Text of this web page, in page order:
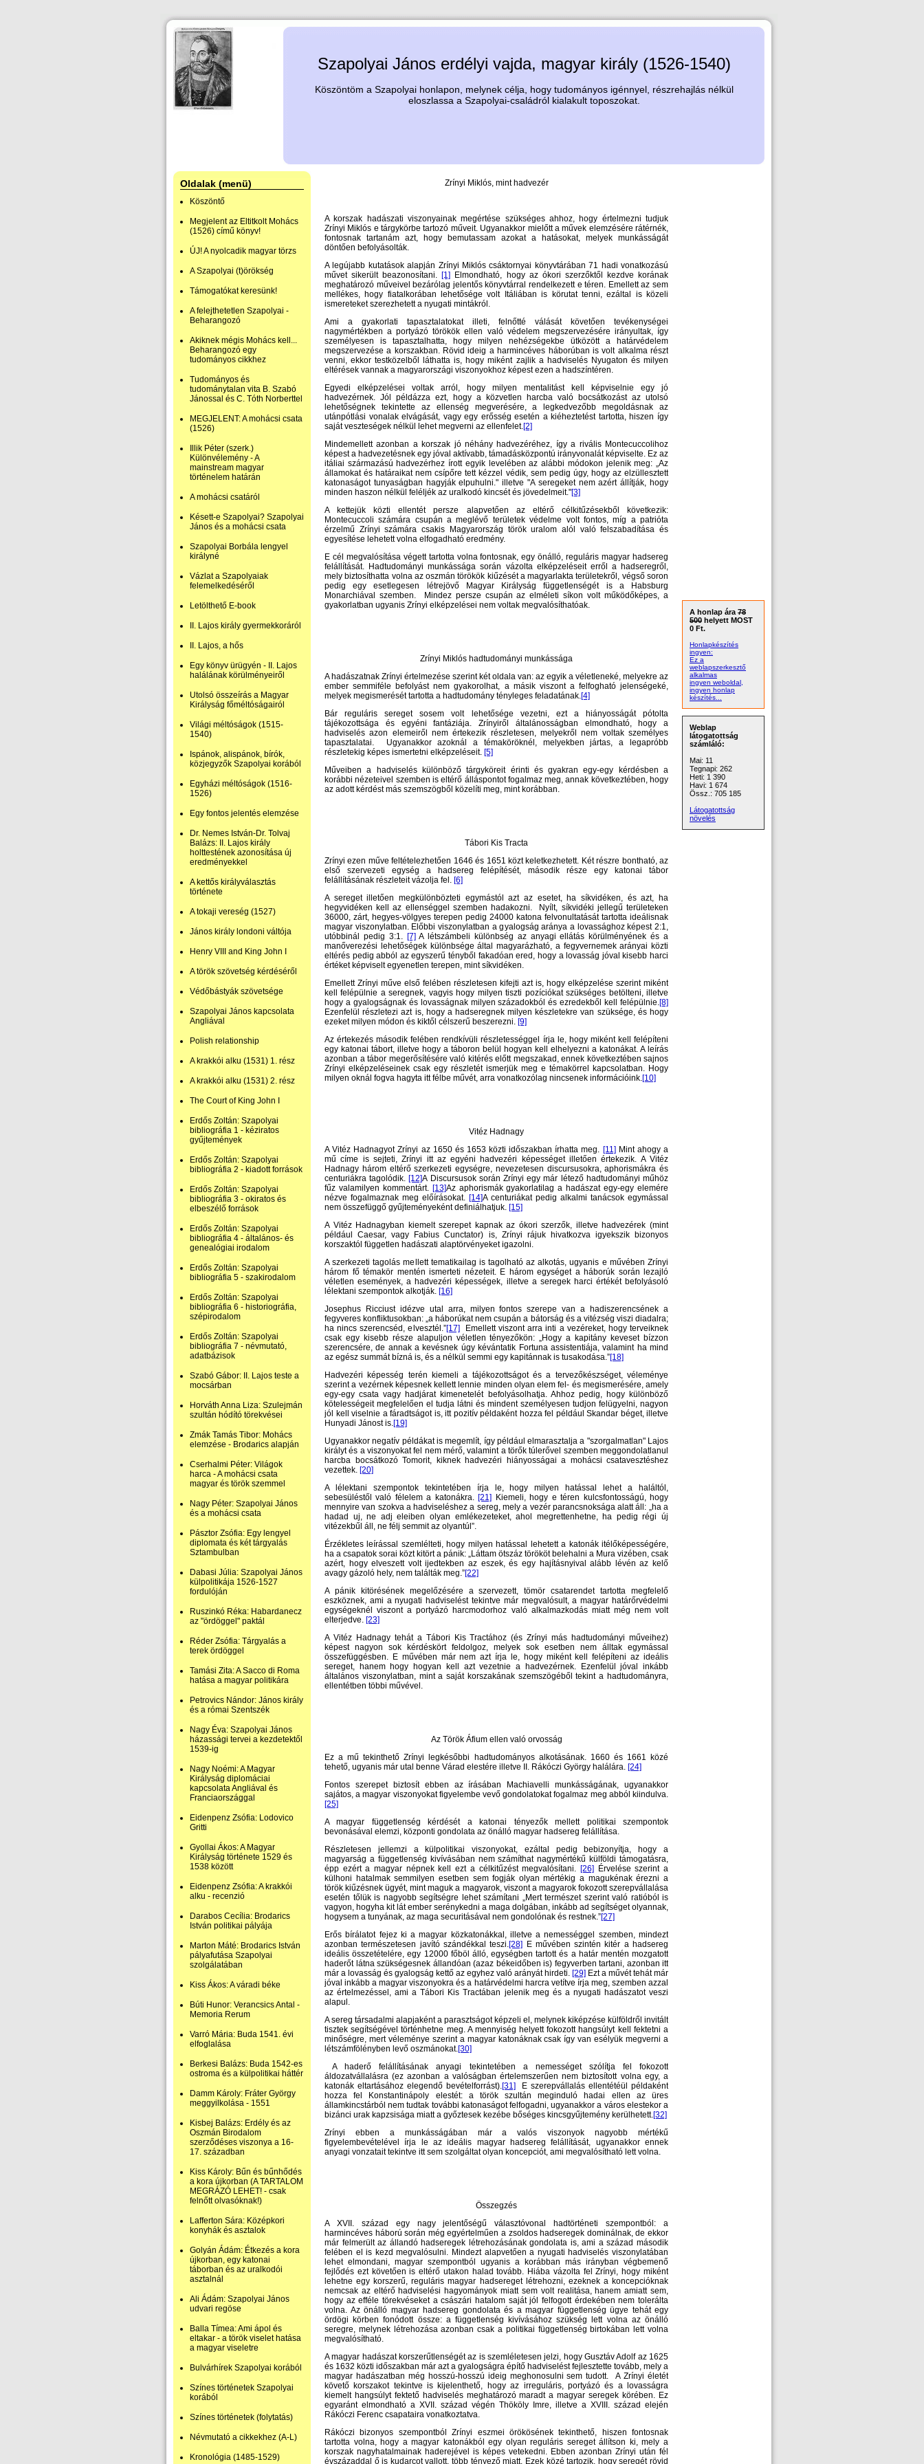
Szapolyai János erdélyi vajda, magyar király (1526-1540)
Köszöntöm a Szapolyai honlapon, melynek célja, hogy tudományos igénnyel, részrehajlás nélkül
eloszlassa a Szapolyai-családról kialakult toposzokat.
Oldalak (menü)
Köszöntő
Megjelent az Eltitkolt Mohács
(1526) című könyv!
ÚJ! A nyolcadik magyar törzs
A Szapolyai (t)örökség
Támogatókat keresünk!
A felejthetetlen Szapolyai -
Beharangozó
Akiknek mégis Mohács kell...
Beharangozó egy
tudományos cikkhez
Tudományos és
tudománytalan vita B. Szabó
Jánossal és C. Tóth Norberttel
MEGJELENT: A mohácsi csata
(1526)
Illik Péter (szerk.)
Különvélemény - A
mainstream magyar
történelem határán
A mohácsi csatáról
Késett-e Szapolyai? Szapolyai
János és a mohácsi csata
Szapolyai Borbála lengyel
királyné
Vázlat a Szapolyaiak
felemelkedéséről
Letölthető E-book
II. Lajos király gyermekkoráról
II. Lajos, a hős
Egy könyv ürügyén - II. Lajos
halálának körülményeiről
Utolsó összeírás a Magyar
Királyság főméltóságairól
Világi méltóságok (1515-
1540)
Ispánok, alispánok, bírók,
közjegyzők Szapolyai korából
Egyházi méltóságok (1516-
1526)
Egy fontos jelentés elemzése
Dr. Nemes István-Dr. Tolvaj
Balázs: II. Lajos király
holttestének azonosítása új
eredményekkel
A kettős királyválasztás
története
A tokaji vereség (1527)
János király londoni váltója
Henry VIII and King John I
A török szövetség kérdéséről
Védőbástyák szövetsége
Szapolyai János kapcsolata
Angliával
Polish relationship
A krakkói alku (1531) 1. rész
A krakkói alku (1531) 2. rész
The Court of King John I
Erdős Zoltán: Szapolyai
bibliográfia 1 - kéziratos
gyűjtemények
Erdős Zoltán: Szapolyai
bibliográfia 2 - kiadott források
Erdős Zoltán: Szapolyai
bibliográfia 3 - okiratos és
elbeszélő források
Erdős Zoltán: Szapolyai
bibliográfia 4 - általános- és
genealógiai irodalom
Erdős Zoltán: Szapolyai
bibliográfia 5 - szakirodalom
Erdős Zoltán: Szapolyai
bibliográfia 6 - historiográfia,
szépirodalom
Erdős Zoltán: Szapolyai
bibliográfia 7 - névmutató,
adatbázisok
Szabó Gábor: II. Lajos teste a
mocsárban
Horváth Anna Liza: Szulejmán
szultán hódító törekvései
Zmák Tamás Tibor: Mohács
elemzése - Brodarics alapján
Cserhalmi Péter: Világok
harca - A mohácsi csata
magyar és török szemmel
Nagy Péter: Szapolyai János
és a mohácsi csata
Pásztor Zsófia: Egy lengyel
diplomata és két tárgyalás
Sztambulban
Dabasi Júlia: Szapolyai János
külpolitikája 1526-1527
fordulóján
Ruszinkó Réka: Habardanecz
az "ördöggel" paktál
Réder Zsófia: Tárgyalás a
terek ördöggel
Tamási Zita: A Sacco di Roma
hatása a magyar politikára
Petrovics Nándor: János király
és a római Szentszék
Nagy Éva: Szapolyai János
házassági tervei a kezdetektől
1539-ig
Nagy Noémi: A Magyar
Királyság diplomáciai
kapcsolata Angliával és
Franciaországgal
Eidenpenz Zsófia: Lodovico
Gritti
Gyollai Ákos: A Magyar
Királyság története 1529 és
1538 között
Eidenpenz Zsófia: A krakkói
alku - recenzió
Darabos Cecília: Brodarics
István politikai pályája
Marton Máté: Brodarics István
pályafutása Szapolyai
szolgálatában
Kiss Ákos: A váradi béke
Búti Hunor: Verancsics Antal -
Memoria Rerum
Varró Mária: Buda 1541. évi
elfoglalása
Berkesi Balázs: Buda 1542-es
ostroma és a külpolitikai háttér
Damm Károly: Fráter György
meggyilkolása - 1551
Kisbej Balázs: Erdély és az
Oszmán Birodalom
szerződéses viszonya a 16-
17. században
Kiss Károly: Bűn és bűnhődés
a kora újkorban (A TARTALOM
MEGRÁZÓ LEHET! - csak
felnőtt olvasóknak!)
Lafferton Sára: Középkori
konyhák és asztalok
Golyán Ádám: Étkezés a kora
újkorban, egy katonai
táborban és az uralkodói
asztalnál
Ali Ádám: Szapolyai János
udvari regöse
Balla Tímea: Ami ápol és
eltakar - a török viselet hatása
a magyar viseletre
Bulvárhírek Szapolyai korából
Színes történetek Szapolyai
korából
Színes történetek (folytatás)
Névmutató a cikkekhez (A-L)
Kronológia (1485-1529)
Zrínyi Miklós, mint hadvezér
A korszak hadászati viszonyainak megértése szükséges ahhoz, hogy értelmezni tudjuk
Zrínyi Miklós e tárgykörbe tartozó műveit. Ugyanakkor mielőtt a művek elemzésére rátérnék,
fontosnak tartanám azt, hogy bemutassam azokat a hatásokat, melyek munkásságát
döntően befolyásolták.
A legújabb kutatások alapján Zrínyi Miklós csáktornyai könyvtárában 71 hadi vonatkozású
művet sikerült beazonosítani. [1] Elmondható, hogy az ókori szerzőktől kezdve korának
meghatározó műveivel bezárólag jelentős könyvtárral rendelkezett e téren. Emellett az sem
mellékes, hogy fiatalkorában lehetősége volt Itáliában is körutat tenni, ezáltal is közeli
ismereteket szerezhetett a nyugati mintákról.
Ami a gyakorlati tapasztalatokat illeti, felnőtté válását követően tevékenységei
nagymértékben a portyázó törökök ellen való védelem megszervezésére irányultak, így
személyesen is tapasztalhatta, hogy milyen nehézségekbe ütközött a határvédelem
megszervezése a korszakban. Rövid ideig a harmincéves háborúban is volt alkalma részt
venni, ekkor testközelből láthatta is, hogy miként zajlik a hadviselés Nyugaton és milyen
eltérések vannak a magyarországi viszonyokhoz képest ezen a hadszíntéren.
Egyedi elképzelései voltak arról, hogy milyen mentalitást kell képviselnie egy jó
hadvezérnek. Jól példázza ezt, hogy a közvetlen harcba való bocsátkozást az utolsó
lehetőségnek tekintette az ellenség megverésére, a legkedvezőbb megoldásnak az
utánpótlási vonalak elvágását, vagy egy erősség esetén a kiéheztetést tartotta, hiszen így
saját veszteségek nélkül lehet megverni az ellenfelet.[2]
Mindemellett azonban a korszak jó néhány hadvezéréhez, így a rivális Montecuccolihoz
képest a hadvezetésnek egy jóval aktívabb, támadásközpontú irányvonalát képviselte. Ez az
itáliai származású hadvezérhez írott egyik levelében az alábbi módokon jelenik meg: „Az
államokat és határaikat nem csípőre tett kézzel védik, sem pedig úgy, hogy az elzüllesztett
katonaságot tunyaságban hagyják elpuhulni." illetve "A seregeket nem azért állítják, hogy
minden haszon nélkül feléljék az uralkodó kincsét és jövedelmeit."[3]
A kettejük közti ellentét persze alapvetően az eltérő célkitűzésekből következik:
Montecuccoli számára csupán a meglévő területek védelme volt fontos, míg a patrióta
érzelmű Zrínyi számára csakis Magyarország török uralom alól való felszabadítása és
egyesítése lehetett volna elfogadható eredmény.
E cél megvalósítása végett tartotta volna fontosnak, egy önálló, reguláris magyar hadsereg
felállítását. Hadtudományi munkássága során vázolta elképzeléseit erről a hadseregről,
mely biztosíthatta volna az oszmán törökök kiűzését a magyarlakta területekről, végső soron
pedig egy esetlegesen létrejövő Magyar Királyság függetlenségét is a Habsburg
Monarchiával szemben. Mindez persze csupán az elméleti síkon volt működőképes, a
gyakorlatban ugyanis Zrínyi elképzelései nem voltak megvalósíthatóak.
Zrínyi Miklós hadtudományi munkássága
A hadászatnak Zrínyi értelmezése szerint két oldala van: az egyik a véletleneké, melyekre az
ember semmiféle befolyást nem gyakorolhat, a másik viszont a felfogható jelenségeké,
melyek megismerését tartotta a hadtudomány tényleges feladatának.[4]
Bár reguláris sereget sosem volt lehetősége vezetni, ezt a hiányosságát pótolta
tájékozottsága és egyéni fantáziája. Zrínyiről általánosságban elmondható, hogy a
hadviselés azon elemeiről nem értekezik részletesen, melyekről nem voltak személyes
tapasztalatai. Ugyanakkor azoknál a témaköröknél, melyekben jártas, a legapróbb
részletekig képes ismertetni elképzeléseit. [5]
Műveiben a hadviselés különböző tárgyköreit érinti és gyakran egy-egy kérdésben a
korábbi nézeteivel szemben is eltérő álláspontot fogalmaz meg, annak következtében, hogy
az adott kérdést más szemszögből közelíti meg, mint korábban.
Tábori Kis Tracta
Zrínyi ezen műve feltételezhetően 1646 és 1651 közt keletkezhetett. Két részre bontható, az
első szervezeti egység a hadsereg felépítését, második része egy katonai tábor
felállításának részleteit vázolja fel. [6]
A sereget illetően megkülönbözteti egymástól azt az esetet, ha síkvidéken, és azt, ha
hegyvidéken kell az ellenséggel szemben hadakozni. Nyílt, síkvidéki jellegű területeken
36000, zárt, hegyes-völgyes terepen pedig 24000 katona felvonultatását tartotta ideálisnak
magyar viszonylatban. Előbbi viszonylatban a gyalogság aránya a lovassághoz képest 2:1,
utóbbinál pedig 3:1. [7] A létszámbeli különbség az anyagi ellátás körülményének és a
manőverezési lehetőségek különbsége által magyarázható, a fegyvernemek arányai közti
eltérés pedig abból az egyszerű tényből fakadóan ered, hogy a lovasság jóval kisebb harci
értéket képviselt egyenetlen terepen, mint síkvidéken.
Emellett Zrínyi műve első felében részletesen kifejti azt is, hogy elképzelése szerint miként
kell felépülnie a seregnek, vagyis hogy milyen tiszti pozíciókat szükséges betölteni, illetve
hogy a gyalogságnak és lovasságnak milyen századokból és ezredekből kell felépülnie.[8]
Ezenfelül részletezi azt is, hogy a hadseregnek milyen készletekre van szüksége, és hogy
ezeket milyen módon és kiktől célszerű beszerezni. [9]
Az értekezés második felében rendkívüli részletességgel írja le, hogy miként kell felépíteni
egy katonai tábort, illetve hogy a táboron belül hogyan kell elhelyezni a katonákat. A leírás
azonban a tábor megerősítésére való kitérés előtt megszakad, ennek következtében sajnos
Zrínyi elképzeléseinek csak egy részletét ismerjük meg e témakörrel kapcsolatban. Hogy
milyen oknál fogva hagyta itt félbe művét, arra vonatkozólag nincsenek információink.[10]
Vitéz Hadnagy
A Vitéz Hadnagyot Zrínyi az 1650 és 1653 közti időszakban írhatta meg. [11] Mint ahogy a
mű címe is sejteti, Zrínyi itt az egyéni hadvezéri képességet illetően értekezik. A Vitéz
Hadnagy három eltérő szerkezeti egységre, nevezetesen discursusokra, aphorismákra és
centuriákra tagolódik. [12]A Discursusok során Zrínyi egy már létező hadtudományi műhöz
fűz valamilyen kommentárt. [13]Az aphorismák gyakorlatilag a hadászat egy-egy elemére
nézve fogalmaznak meg előírásokat. [14]A centuriákat pedig alkalmi tanácsok egymással
nem összefüggő gyűjteményeként definiálhatjuk. [15]
A Vitéz Hadnagyban kiemelt szerepet kapnak az ókori szerzők, illetve hadvezérek (mint
például Caesar, vagy Fabius Cunctator) is, Zrínyi rájuk hivatkozva igyekszik bizonyos
korszaktól független hadászati alaptörvényeket igazolni.
A szerkezeti tagolás mellett tematikailag is tagolható az alkotás, ugyanis e művében Zrínyi
három fő témakör mentén ismerteti nézeteit. E három egységet a háborúk során lezajló
véletlen események, a hadvezéri képességek, illetve a seregek harci értékét befolyásoló
lélektani szempontok alkotják. [16]
Josephus Ricciust idézve utal arra, milyen fontos szerepe van a hadiszerencsének a
fegyveres konfliktusokban: „a háborúkat nem csupán a bátorság és a vitézség viszi diadalra;
ha nincs szerencséd, elvesztél.”[17] Emellett viszont arra inti a vezéreket, hogy terveiknek
csak egy kisebb része alapuljon véletlen tényezőkön: „Hogy a kapitány keveset bízzon
szerencsére, de annak a kevésnek úgy kévántatik Fortuna assistentiája, valamint ha mind
az egész summát bízná is, és a nélkül semmi egy kapitánnak is tusakodása.”[18]
Hadvezéri képesség terén kiemeli a tájékozottságot és a tervezőkészséget, véleménye
szerint a vezérnek képesnek kellett lennie minden olyan elem fel- és megismerésére, amely
egy-egy csata vagy hadjárat kimenetelét befolyásolhatja. Ahhoz pedig, hogy különböző
kötelességeit megfelelően el tudja látni és mindent személyesen tudjon felügyelni, nagyon
jól kell viselnie a fáradtságot is, itt pozitív példaként hozza fel például Skandar béget, illetve
Hunyadi Jánost is.[19]
Ugyanakkor negatív példákat is megemlít, így például elmarasztalja a "szorgalmatlan" Lajos
királyt és a viszonyokat fel nem mérő, valamint a törők túlerővel szemben meggondolatlanul
harcba bocsátkozó Tomorit, kiknek hadvezéri hiányosságai a mohácsi csatavesztéshez
vezettek. [20]
A lélektani szempontok tekintetében írja le, hogy milyen hatással lehet a haláltól,
sebesüléstől való félelem a katonákra. [21] Kiemeli, hogy e téren kulcsfontosságú, hogy
mennyire van szokva a hadviseléshez a sereg, mely a vezér parancsnoksága alatt áll: „ha a
hadad uj, ne adj eleiben olyan emlékezeteket, ahol megrettenhetne, ha pedig régi új
vitézekbűl áll, ne félj semmit az olyantúl”.
Érzékletes leírással szemlélteti, hogy milyen hatással lehetett a katonák itélőképességére,
ha a csapatok sorai közt kitört a pánik: „Láttam ötszáz törököt belehalni a Mura vizében, csak
azért, hogy elveszett volt ijedtekben az eszek, és egy hajításnyival alább lévén az kelő
avagy gázoló hely, nem találták meg.”[22]
A pánik kitörésének megelőzésére a szervezett, tömör csatarendet tartotta megfelelő
eszköznek, ami a nyugati hadviselést tekintve már megvalósult, a magyar határőrvédelmi
egységeknél viszont a portyázó harcmodorhoz való alkalmazkodás miatt még nem volt
elterjedve. [23]
A Vitéz Hadnagy tehát a Tábori Kis Tractához (és Zrínyi más hadtudományi műveihez)
képest nagyon sok kérdéskört feldolgoz, melyek sok esetben nem álltak egymással
összefüggésben. E művében már nem azt írja le, hogy miként kell felépíteni az ideális
sereget, hanem hogy hogyan kell azt vezetnie a hadvezérnek. Ezenfelül jóval inkább
általános viszonylatban, mint a saját korszakának szemszögéből tekint a hadtudományra,
ellentétben többi művével.
Az Török Áfium ellen való orvosság
Ez a mű tekinthető Zrínyi legkésőbbi hadtudományos alkotásának. 1660 és 1661 közé
tehető, ugyanis már utal benne Várad elestére illetve II. Rákóczi György halálára. [24]
Fontos szerepet biztosít ebben az írásában Machiavelli munkásságának, ugyanakkor
sajátos, a magyar viszonyokat figyelembe vevő gondolatokat fogalmaz meg abból kiindulva.
[25]
A magyar függetlenség kérdését a katonai tényezők mellett politikai szempontok
bevonásával elemzi, központi gondolata az önálló magyar hadsereg felállítása.
Részletesen jellemzi a külpolitikai viszonyokat, ezáltal pedig bebizonyítja, hogy a
magyarság a függetlenség kivívásában nem számíthat nagymértékű külföldi támogatásra,
épp ezért a magyar népnek kell ezt a célkitűzést megvalósítani. [26] Érvelése szerint a
külhoni hatalmak semmilyen esetben sem fogják olyan mértékig a magukénak érezni a
török kiűzésnek ügyét, mint maguk a magyarok, viszont a magyarok fokozott szerepvállalása
esetén tőlük is nagyobb segítségre lehet számítani „Mert természet szerint való ratióból is
vagyon, hogyha kit lát ember serénykedni a maga dolgában, inkább ad segítséget olyannak,
hogysem a tunyának, az maga securitásával nem gondolónak és restnek.”[27]
Erős bírálatot fejez ki a magyar közkatonákkal, illetve a nemességgel szemben, mindezt
azonban természetesen javító szándékkal teszi.[28] E művében szintén kitér a hadsereg
ideális összetételére, egy 12000 főböl álló, egységben tartott és a határ mentén mozgatott
haderőt látna szükségesnek állandóan (azaz békeidőben is) fegyverben tartani, azonban itt
már a lovasság és gyalogság kettő az egyhez való arányát hirdeti. [29] Ezt a művét tehát már
jóval inkább a magyar viszonyokra és a határvédelmi harcra vetítve írja meg, szemben azzal
az értelmezéssel, ami a Tábori Kis Tractában jelenik meg és a nyugati hadászatot veszi
alapul.
A sereg társadalmi alapjaként a parasztságot képzeli el, melynek kiképzése külföldről invitált
tisztek segítségével történhetne meg. A mennyiség helyett fokozott hangsúlyt kell fektetni a
minőségre, mert véleménye szerint a magyar katonáknak csak így van esélyük megverni a
létszámfölényben levő oszmánokat.[30]
A haderő felállításának anyagi tekintetében a nemességet szólítja fel fokozott
áldozatvállalásra (ez azonban a valóságban értelemszerűen nem biztosított volna egy, a
katonák eltartásához elegendő bevételforrást).[31] E szerepvállalás ellentétéül példaként
hozza fel Konstantinápoly elestét: a török szultán meginduló hadai ellen az üres
államkincstárból nem tudtak további katonaságot felfogadni, ugyanakkor a város elestekor a
bizánci urak kapzsisága miatt a győztesek kezébe bőséges kincsgyűjtemény kerülhetett.[32]
Zrínyi ebben a munkásságában már a valós viszonyok nagyobb mértékű
figyelembevételével írja le az ideális magyar hadsereg felállítását, ugyanakkor ennek
anyagi vonzatait tekintve itt sem szolgáltat olyan koncepciót, ami megvalósítható lett volna.
Összegzés
A XVII. század egy nagy jelentőségű választóvonal hadtörténeti szempontból: a
harmincéves háború során még egyértelműen a zsoldos hadseregek dominálnak, de ekkor
már felmerült az állandó hadseregek létrehozásának gondolata is, ami a század második
felében el is kezd megvalósulni. Mindezt alapvetően a nyugati hadviselés viszonylatában
lehet elmondani, magyar szempontból ugyanis a korábban más irányban végbemenő
fejlődés ezt követően is eltérő utakon halad tovább. Hiába vázolta fel Zrínyi, hogy miként
lehetne egy korszerű, reguláris magyar hadsereget létrehozni, ezeknek a koncepcióknak
nemcsak az eltérő hadviselési hagyományok miatt sem volt realitása, hanem amiatt sem,
hogy az efféle törekvéseket a császári hatalom saját jól felfogott érdekében nem tolerálta
volna. Az önálló magyar hadsereg gondolata és a magyar függetlenség ügye tehát egy
ördögi körben fonódott össze: a függetlenség kivívásához szükség lett volna az önálló
seregre, melynek létrehozása azonban csak a politikai függetlenség birtokában lett volna
megvalósítható.
A magyar hadászat korszerűtlenségét az is szemléletesen jelzi, hogy Gusztáv Adolf az 1625
és 1632 közti időszakban már azt a gyalogságra építő hadviselést fejlesztette tovább, mely a
magyar hadászatban még hosszú-hosszú ideig meghonosulni sem tudott. A Zrínyi életét
követő korszakot tekintve is kijelenthető, hogy az irreguláris, portyázó és a lovasságra
kiemelt hangsúlyt fektető hadviselés meghatározó maradt a magyar seregek körében. Ez
egyaránt elmondható a XVII. század végén Thököly Imre, illetve a XVIII. század elején
Rákóczi Ferenc csapataira vonatkoztatva.
Rákóczi bizonyos szempontból Zrínyi eszmei örökösének tekinthető, hiszen fontosnak
tartotta volna, hogy a magyar katonákból egy olyan reguláris sereget állítson ki, mely a
korszak nagyhatalmainak haderejével is képes vetekedni. Ebben azonban Zrínyi után fél
évszázaddal ő is kudarcot vallott, több tényező miatt. Ezek közé tartozik, hogy seregét rövid
A honlap ára 78
500 helyett MOST
0 Ft.
Honlapkészítés
ingyen:
Ez a
weblapszerkesztő
alkalmas
ingyen weboldal,
ingyen honlap
készítés...
Weblap
látogatottság
számláló:
Mai: 11
Tegnapi: 262
Heti: 1 390
Havi: 1 674
Össz.: 705 185
Látogatottság
növelés